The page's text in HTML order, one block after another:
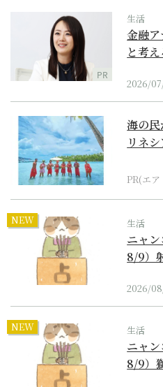
PR
生活
金融
と考
2026/
海の
リネ
PR(エ
NEW 生活
ニャ
8/9）
2026/
NEW 生活
ニャ
8/9）